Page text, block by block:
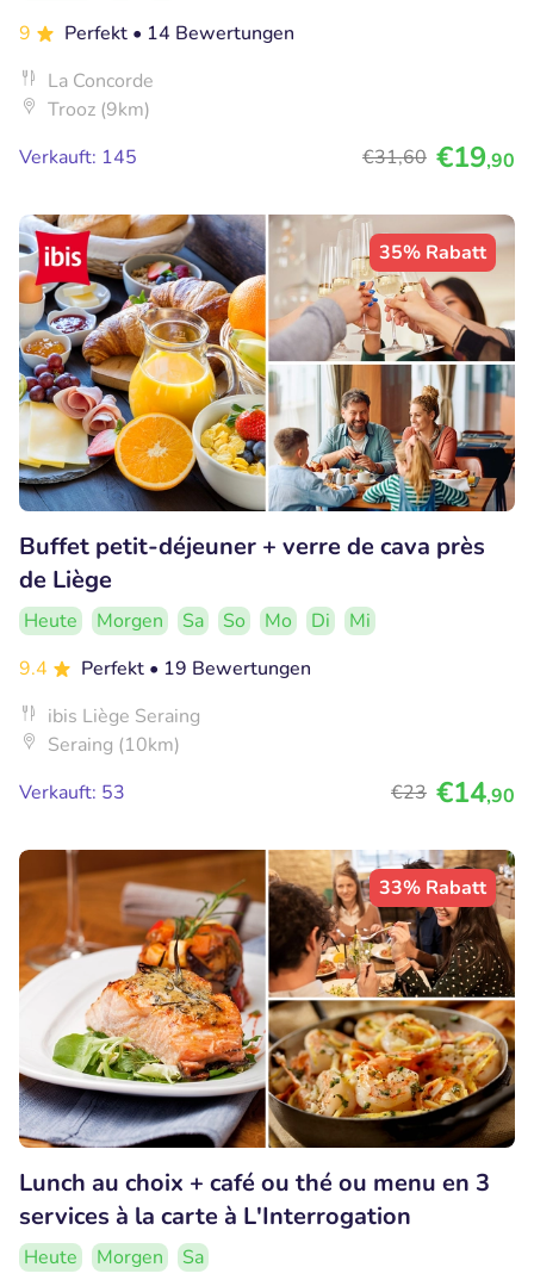
9
Perfekt • 14 Bewertungen
La Concorde
Trooz (9km)
Verkauft: 145
€31,60 €19,90
35% Rabatt
Buffet petit-déjeuner + verre de cava près
de Liège
Heute Morgen Sa So Mo Di
Mi
9.4
Perfekt • 19 Bewertungen
ibis Liège Seraing
Seraing (10km)
Verkauft: 53
€23 €14,90
33% Rabatt
Lunch au choix + café ou thé ou menu en 3
services à la carte à L'Interrogation
Heute Morgen Sa